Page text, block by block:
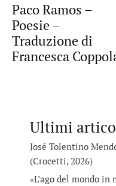
Paco Ramos –
Poesie –
Traduzione di
Francesca
Ultimi
José Tolentino
(Crocetti, 2026)
«L’ago del mondo